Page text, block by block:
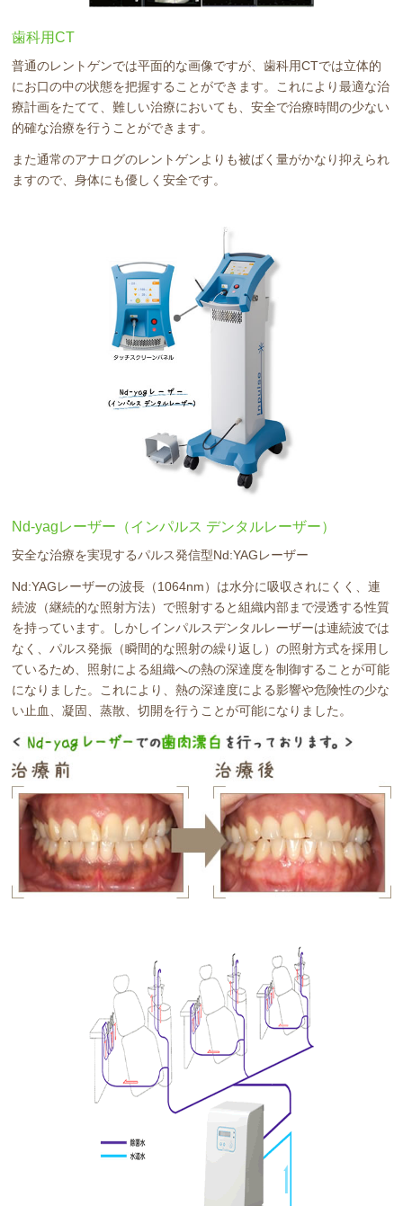
歯科用CT
普通のレントゲンでは平面的な画像ですが、歯科用CTでは立体的
にお口の中の状態を把握することができます。これにより最適な治
療計画をたてて、難しい治療においても、安全で治療時間の少ない
的確な治療を行うことができます。
また通常のアナログのレントゲンよりも被ばく量がかなり抑えられ
ますので、身体にも優しく安全です。
Nd-yagレーザー（インパルス デンタルレーザー）
安全な治療を実現するパルス発信型Nd:YAGレーザー
Nd:YAGレーザーの波長（1064nm）は水分に吸収されにくく、連
続波（継続的な照射方法）で照射すると組織内部まで浸透する性質
を持っています。しかしインパルスデンタルレーザーは連続波では
なく、パルス発振（瞬間的な照射の繰り返し）の照射方式を採用し
ているため、照射による組織への熱の深達度を制御することが可能
になりました。これにより、熱の深達度による影響や危険性の少な
い止血、凝固、蒸散、切開を行うことが可能になりました。